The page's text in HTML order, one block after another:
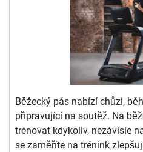
Běžecký pás nabízí chůzi,
připravující na soutěž. Na
trénovat kdykoliv, nezávisle
se zaměříte na trénink